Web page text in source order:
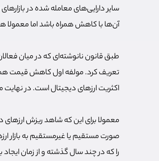
سایر دارایی‌های معامله شده در
آن‌ها با کاهش همراه باشد اما
طبق قانون نانوشته‌ای که در میان
اکثریت ارزهای دیجیتال است. در
معمولا برای این که شاهد ریزش ارزهای
صورت مستقیم یا غیرمستقیم به بازار
را که در چند سال گذشته و از زمان